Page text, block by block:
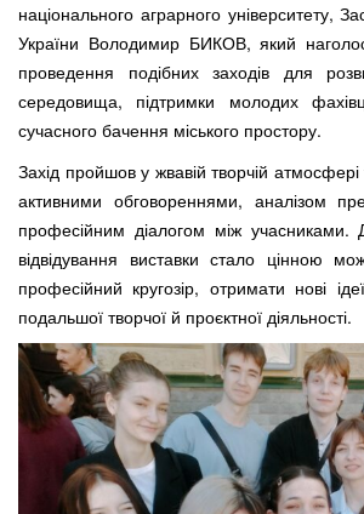
національного аграрного університету,
України Володимир БИКОВ, який
проведення подібних заходів для
середовища, підтримки молодих
сучасного бачення міського простору.
Захід пройшов у жвавій творчій
активними обговореннями, аналізом
професійним діалогом між учасниками.
відвідування виставки стало цінною
професійний кругозір, отримати нові
подальшої творчої й проєктної діяльності.